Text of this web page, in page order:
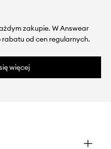
zakupie. W Answear
rabatu od cen regularnych.
więcej